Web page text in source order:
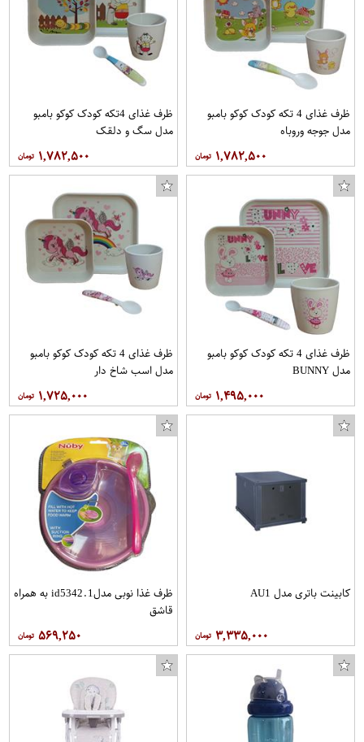
ظرف غذای 4 تکه کودک کوکو بامبو
مدل جوجه وروباه
۱,۷۸۲,۵۰۰
ظرف غذای 4تکه کودک کوکو بامبو
مدل سگ و دلقک
۱,۷۸۲,۵۰۰
ظرف غذای 4 تکه کودک کوکو بامبو
مدل BUNNY
۱,۴۹۵,۰۰۰
ظرف غذای 4 تکه کودک کوکو بامبو
مدل اسب شاخ دار
۱,۷۲۵,۰۰۰
کابینت باتری مدل AU1
۳,۳۳۵,۰۰۰
ظرف غذا نوبی مدلid5342.1 به همراه
قاشق
۵۶۹,۲۵۰